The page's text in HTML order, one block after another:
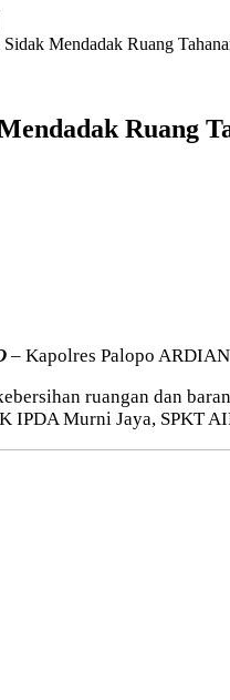
Mendadak Ruang
Ruang
– Kapolres Palopo
ruangan dan
IPDA Murni Jaya, SPKT